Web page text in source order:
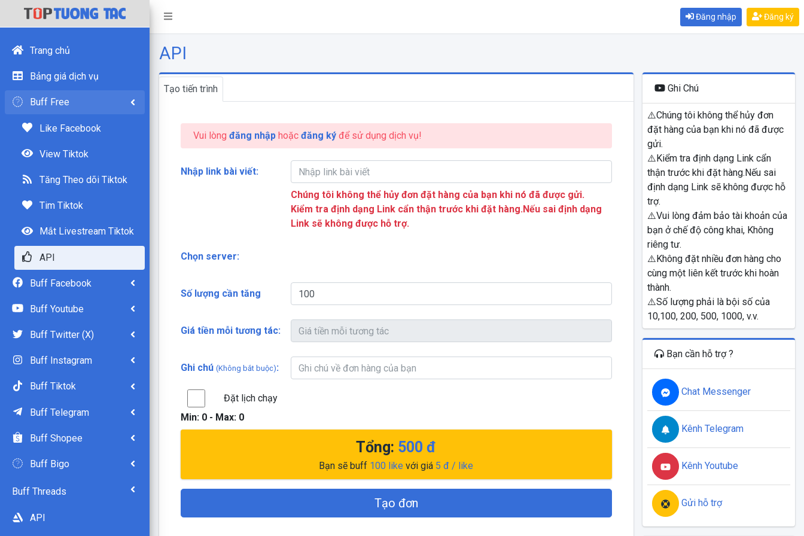
Đăng nhập Đăng ký
Trang chủ
Bảng giá dịch vụ
Buff Free
Like Facebook
View Tiktok
Tăng Theo dõi Tiktok
Tim Tiktok
Mắt Livestream Tiktok
API
Buff Facebook
Buff Youtube
Buff Twitter (X)
Buff Instagram
Buff Tiktok
Buff Telegram
Buff Shopee
Buff Bigo
Buff Threads
API
API
Tạo tiến trình
Vui lòng đăng nhậphoặc đăng kýđể sử dụng dịch vụ!
Nhập link bài viết:
Chúng tôi không thể hủy đơn đặt hàng của bạn khi nó đã được gửi.
Kiểm tra định dạng Link cẩn thận trước khi đặt hàng.Nếu sai định dạng
Link sẽ không được hỗ trợ.
Chọn server:
Số lượng cần tăng
Giá tiền mỗi tương tác:
Ghi chú (Không bắt buộc):
Đặt lịch chạy
Min: 0- Max: 0
Tổng: 500 đ
Bạn sẽ buff 100 like với giá 5 đ / like
Tạo đơn
Ghi Chú
⚠️Chúng tôi không thể hủy đơn
đặt hàng của bạn khi nó đã được
gửi.
⚠️Kiểm tra định dạng Link cẩn
thận trước khi đặt hàng.Nếu sai
định dạng Link sẽ không được hỗ
trợ.
⚠️Vui lòng đảm bảo tài khoản của
bạn ở chế độ công khai, Không
riêng tư.
⚠️Không đặt nhiều đơn hàng cho
cùng một liên kết trước khi hoàn
thành.
⚠️Số lượng phải là bội số của
10,100, 200, 500, 1000, v.v.
Bạn cần hỗ trợ ?
Chat Messenger
Kênh Telegram
Kênh Youtube
Gửi hỗ trợ